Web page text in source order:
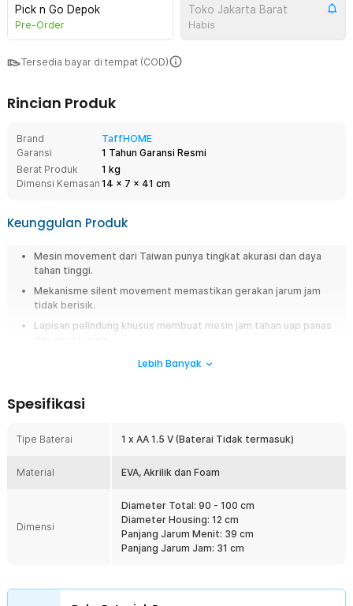
Pick n Go Depok
Pre-Order
Toko Jakarta Barat
Habis
Tersedia bayar di tempat (COD)
Rincian Produk
Brand
TaffHOME
Garansi
1 Tahun Garansi Resmi
Berat Produk
1 kg
Dimensi Kemasan 14 x 7 x 41 cm
Keunggulan Produk
Mesin movement dari Taiwan punya tingkat akurasi dan daya
tahan tinggi.
Mekanisme silent movement memastikan gerakan jarum jam
tidak berisik.
Lapisan pelindung khusus membuat mesin jam tahan uap panas
Pemasangan mudah, tinggal tempel tanpa perlu melubangi
Overview
sesuai kreativitas dan keinginan Anda. Jam ini cocok Anda pasang di
Anda, karena desainnya yang unik serta ukurannya yang besar. Dengan
dinding DIY unik ini mudah terlihat meski dari jarak jauh.
Fitur
Mesin Movement Taiwan Best Quality
ternama seperti Tekken. Mesin movement tersebut sangat terkenal
akan keakuratan dan daya tahannya sehingga berbeda dengan
Lebih Banyak
Spesifikasi
Tipe Baterai 1 x AA 1.5 V (Baterai Tidak termasuk)
Material EVA, Akrilik dan Foam
Dimensi
Diameter Total: 90 - 100 cm
Diameter Housing: 12 cm
Panjang Jarum Menit: 39 cm
Panjang Jarum Jam: 31 cm